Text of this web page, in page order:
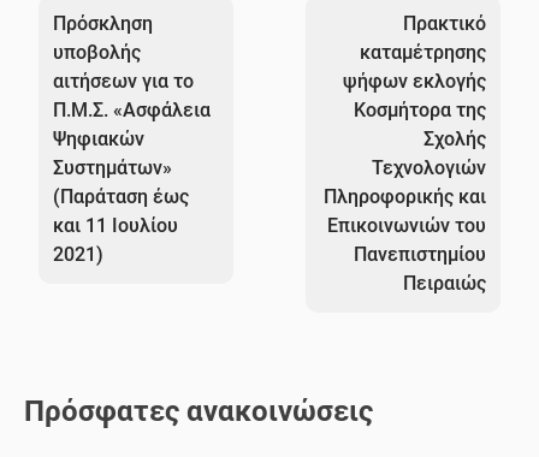
άρθρων
Πρόσκληση
υποβολής
αιτήσεων για το
Π.Μ.Σ. «Ασφάλεια
Ψηφιακών
Συστημάτων»
(Παράταση έως
και 11 Ιουλίου
2021)
Πρακτικό
καταμέτρησης
ψήφων εκλογής
Κοσμήτορα της
Σχολής
Τεχνολογιών
Πληροφορικής και
Επικοινωνιών του
Πανεπιστημίου
Πειραιώς
Πρόσφατες ανακοινώσεις